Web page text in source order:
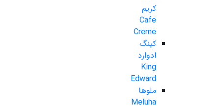
کریم
Cafe
Creme
کینگ
ادوارد
King
Edward
ملوها
Meluha